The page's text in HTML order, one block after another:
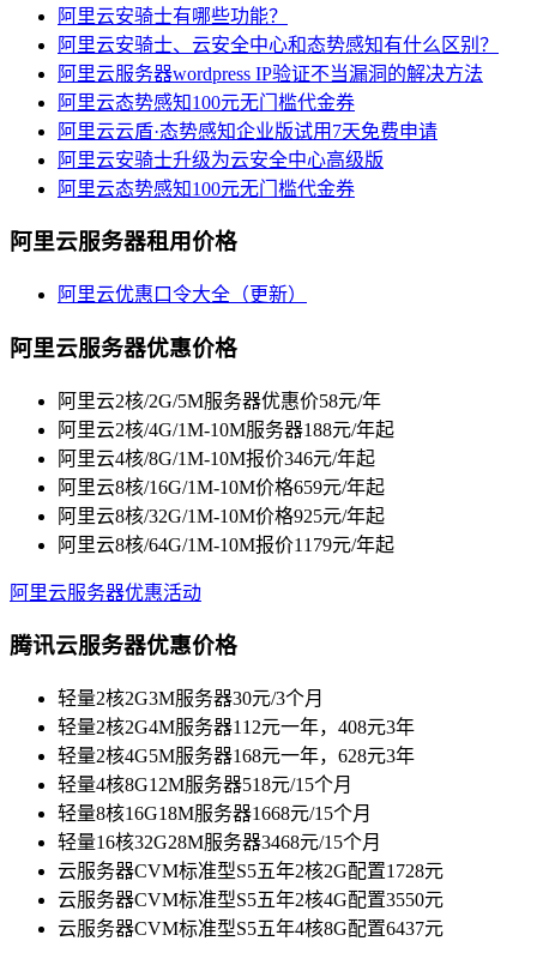
阿里云安骑士有哪些功能？
阿里云安骑士、云安全中心和态势感知有什么区别？
阿里云服务器wordpress IP验证不当漏洞的解决方法
阿里云态势感知100元无门槛代金券
阿里云云盾·态势感知企业版试用7天免费申请
阿里云安骑士升级为云安全中心高级版
阿里云态势感知100元无门槛代金券
阿里云服务器租用价格
阿里云优惠口令大全（更新）
阿里云服务器优惠价格
阿里云2核/2G/5M服务器优惠价58元/年
阿里云2核/4G/1M-10M服务器188元/年起
阿里云4核/8G/1M-10M报价346元/年起
阿里云8核/16G/1M-10M价格659元/年起
阿里云8核/32G/1M-10M价格925元/年起
阿里云8核/64G/1M-10M报价1179元/年起
阿里云服务器优惠活动
腾讯云服务器优惠价格
轻量2核2G3M服务器30元/3个月
轻量2核2G4M服务器112元一年，408元3年
轻量2核4G5M服务器168元一年，628元3年
轻量4核8G12M服务器518元/15个月
轻量8核16G18M服务器1668元/15个月
轻量16核32G28M服务器3468元/15个月
云服务器CVM标准型S5五年2核2G配置1728元
云服务器CVM标准型S5五年2核4G配置3550元
云服务器CVM标准型S5五年4核8G配置6437元